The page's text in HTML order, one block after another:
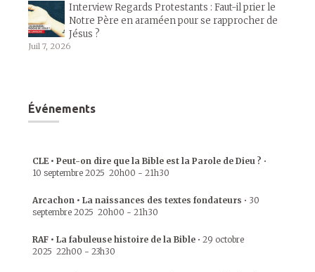
Interview Regards Protestants : Faut-il prier le
Notre Père en araméen pour se rapprocher de
Jésus ?
Juil 7, 2026
Événements
CLE • Peut-on dire que la Bible est la Parole de Dieu ? •
10 septembre 2025 20h00 - 21h30
Arcachon • La naissances des textes fondateurs • 30
septembre 2025 20h00 - 21h30
RAF • La fabuleuse histoire de la Bible • 29 octobre
2025 22h00 - 23h30